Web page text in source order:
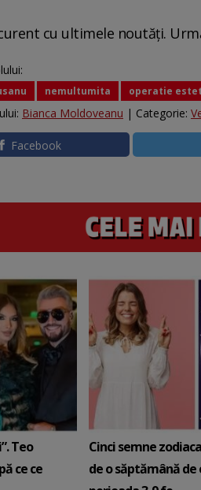
cu ultimele noutăți.
nemultumita operatie
Bianca Moldoveanu | Categorie:
Facebook
Teo
ce ce
Cinci semne
de o săptămână de